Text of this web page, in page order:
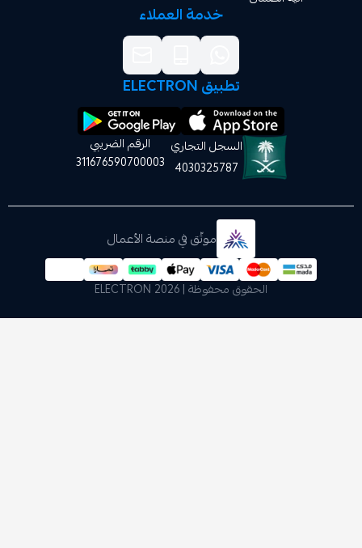
خدمة العملاء
السجل التجاري
4030325787
الرقم الضريبي
311676590700003
موثّق في منصة الأعمال
الحقوق محفوظة | 2026 ELECTRON